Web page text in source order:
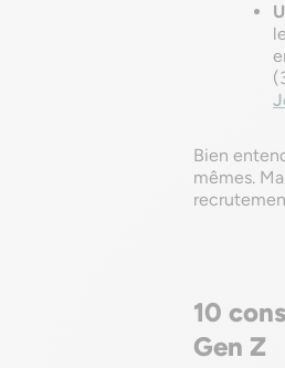
Bien
mêmes.
10
Gen Z